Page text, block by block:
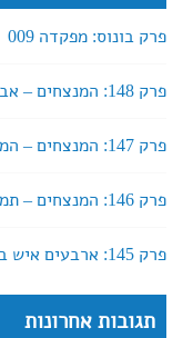
פרק בונוס: מפקדה 009
פרק 148: המנצחים – אבן אחת קטנה
פרק 147: המנצחים – הממציא
פרק 146: המנצחים – תמיד חופשי
פרק 145: ארבעים איש באוטובוס
תגובות אחרונות